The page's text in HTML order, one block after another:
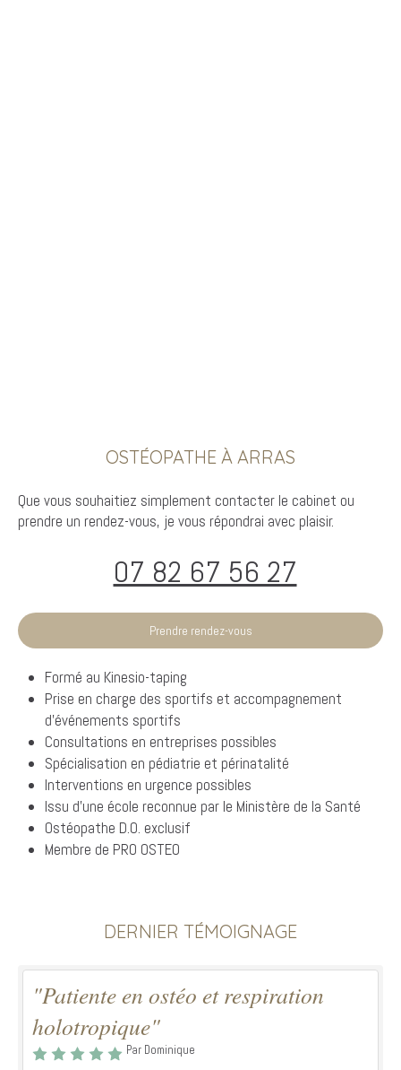
OSTÉOPATHE À ARRAS
Que vous souhaitiez simplement contacter le cabinet ou
prendre un rendez-vous, je vous répondrai avec plaisir.
07 82 67 56 27
Prendre rendez-vous
Formé au Kinesio-taping
Prise en charge des sportifs et accompagnement
d'événements sportifs
Consultations en entreprises possibles
Spécialisation en pédiatrie et périnatalité
Interventions en urgence possibles
Issu d'une école reconnue par le Ministère de la Santé
Ostéopathe D.O. exclusif
Membre de PRO OSTEO
DERNIER TÉMOIGNAGE
"Patiente en ostéo et respiration
holotropique"
Par Dominique